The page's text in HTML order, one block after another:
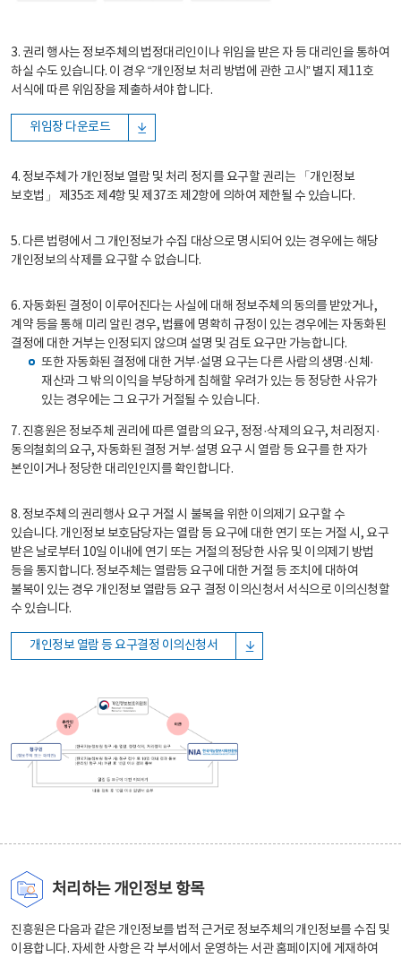
3. 권리 행사는 정보주체의 법정대리인이나 위임을 받은 자 등 대리인을 통하여
하실 수도 있습니다. 이 경우 “개인정보 처리 방법에 관한 고시” 별지 제11호
서식에 따른 위임장을 제출하셔야 합니다.
위임장 다운로드
4. 정보주체가 개인정보 열람 및 처리 정지를 요구할 권리는 「개인정보
보호법」 제35조 제4항 및 제37조 제2항에 의하여 제한될 수 있습니다.
5. 다른 법령에서 그 개인정보가 수집 대상으로 명시되어 있는 경우에는 해당
개인정보의 삭제를 요구할 수 없습니다.
6. 자동화된 결정이 이루어진다는 사실에 대해 정보주체의 동의를 받았거나,
계약 등을 통해 미리 알린 경우, 법률에 명확히 규정이 있는 경우에는 자동화된
결정에 대한 거부는 인정되지 않으며 설명 및 검토 요구만 가능합니다.
또한 자동화된 결정에 대한 거부·설명 요구는 다른 사람의 생명·신체·
재산과 그 밖의 이익을 부당하게 침해할 우려가 있는 등 정당한 사유가
있는 경우에는 그 요구가 거절될 수 있습니다.
7. 진흥원은 정보주체 권리에 따른 열람의 요구, 정정·삭제의 요구, 처리정지·
동의철회의 요구, 자동화된 결정 거부·설명 요구 시 열람 등 요구를 한 자가
본인이거나 정당한 대리인인지를 확인합니다.
8. 정보주체의 권리행사 요구 거절 시 불복을 위한 이의제기 요구할 수
있습니다. 개인정보 보호담당자는 열람 등 요구에 대한 연기 또는 거절 시, 요구
받은 날로부터 10일 이내에 연기 또는 거절의 정당한 사유 및 이의제기 방법
등을 통지합니다. 정보주체는 열람등 요구에 대한 거절 등 조치에 대하여
불복이 있는 경우 개인정보 열람등 요구 결정 이의신청서 서식으로 이의신청할
수 있습니다.
개인정보 열람 등 요구결정 이의신청서
처리하는 개인정보 항목
진흥원은 다음과 같은 개인정보를 법적 근거로 정보주체의 개인정보를 수집 및
이용합니다. 자세한 사항은 각 부서에서 운영하는 서관 홈페이지에 게재하여